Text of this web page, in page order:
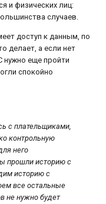
и физических лиц:
случаев.
доступ к данным, по
делает, а если нет
нужно еще пройти
спокойно
с плательщиками,
контрольную
него
прошли историю с
историю с
все остальные
не нужно будет